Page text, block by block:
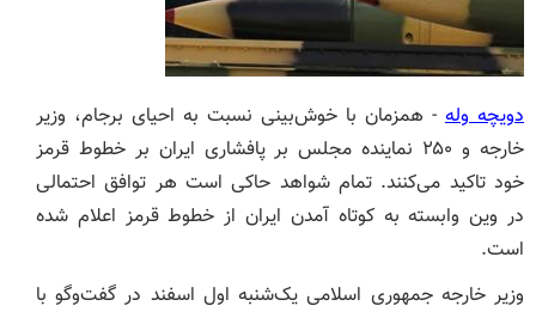
دویچه وله - همزمان با خوش‌بینی نسبت به احیای برجام، وزیر
خارجه و ۲۵۰ نماینده مجلس بر پافشاری ایران بر خطوط قرمز
خود تاکید می‌کنند. تمام شواهد حاکی است هر توافق احتمالی
در وین وابسته به کوتاه آمدن ایران از خطوط قرمز اعلام شده
است.
وزیر خارجه جمهوری اسلامی یک‌شنبه اول اسفند در گفت‌وگو با